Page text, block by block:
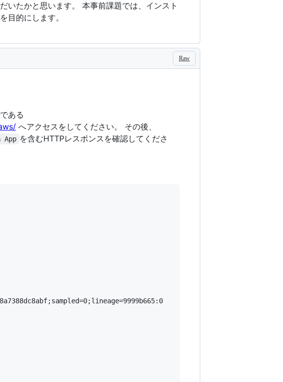
いたかと思います。 本事前課題では、インスト
目的にします。
Raw
ある
へアクセスをしてください。 その後、
App を含むHTTPレスポンスを確認してくださ